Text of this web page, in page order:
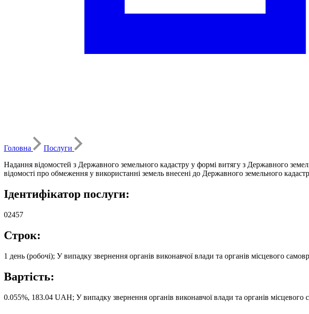
Головна
Послуги
Надання відомостей з Державного земельного кадастру у формі витягу з Державного
відомості про обмеження у використанні земель внесені до Державного земельного
Ідентифікатор послуги:
02457
Строк:
1 день (робочі); У випадку звернення органів виконавчої влади та органів місцевого
Вартість:
0.055%, 183.04 UAH; У випадку звернення органів виконавчої влади та органів місцевого